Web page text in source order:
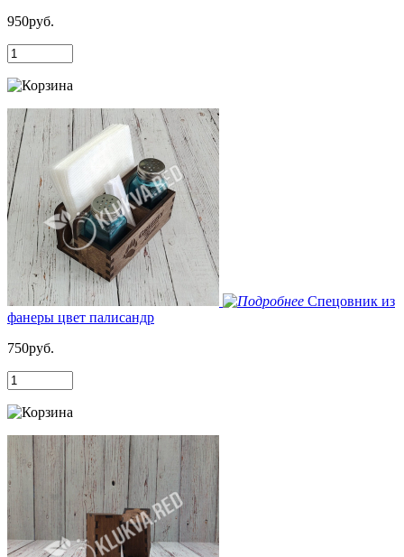
950руб.
Спецовник из
фанеры цвет палисандр
750руб.